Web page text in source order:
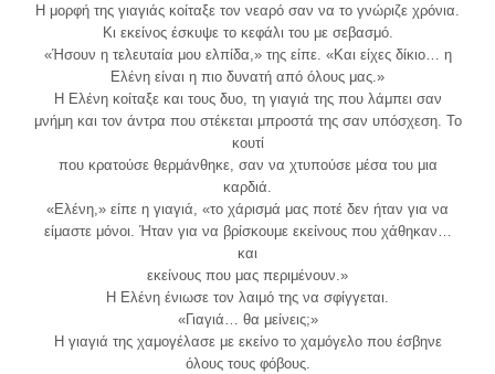
Η μορφή της γιαγιάς κοίταξε τον νεαρό σαν να το γνώριζε χρόνια.
Κι εκείνος έσκυψε το κεφάλι του με σεβασμό.
«Ήσουν η τελευταία μου ελπίδα,» της είπε. «Και είχες δίκιο… η
Ελένη είναι η πιο δυνατή από όλους μας.»
Η Ελένη κοίταξε και τους δυο, τη γιαγιά της που λάμπει σαν
μνήμη και τον άντρα που στέκεται μπροστά της σαν υπόσχεση. Το
κουτί
που κρατούσε θερμάνθηκε, σαν να χτυπούσε μέσα του μια
καρδιά.
«Ελένη,» είπε η γιαγιά, «το χάρισμά μας ποτέ δεν ήταν για να
είμαστε μόνοι. Ήταν για να βρίσκουμε εκείνους που χάθηκαν…
και
εκείνους που μας περιμένουν.»
Η Ελένη ένιωσε τον λαιμό της να σφίγγεται.
«Γιαγιά… θα μείνεις;»
Η γιαγιά της χαμογέλασε με εκείνο το χαμόγελο που έσβηνε
όλους τους φόβους.